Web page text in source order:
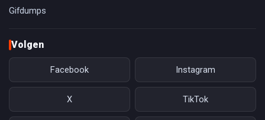
Gifdumps
Volgen
Facebook Instagram
X TikTok